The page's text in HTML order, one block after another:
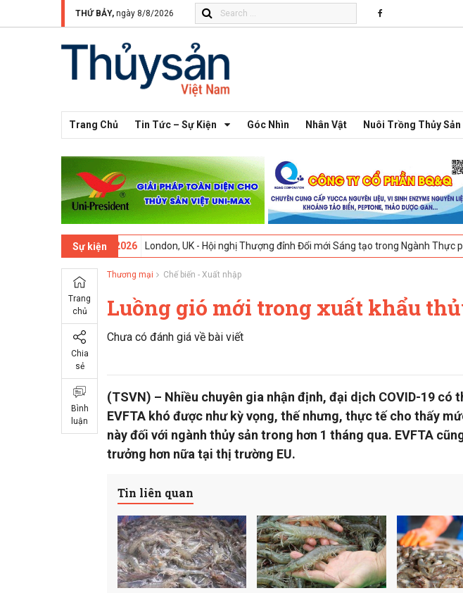
THỨ BẢY, ngày 8/8/2026
Trang Chủ Tin Tức – Sự Kiện Góc Nhìn Nhân Vật Nuôi Trồng Thủy Sản
Sự kiện
London, UK - Hội nghị Thượng đỉnh Đổi mới Sáng tạo trong Ngành Thực phẩm Thủy sản
Trang
chủ
Chia
sẻ
Bình
luận
Thương mại Chế biến - Xuất nhập
Luồng gió mới trong xuất khẩu
Chưa có đánh giá về bài viết
(TSVN) – Nhiều chuyên gia nhận định, đại dịch COVID-19 có
EVFTA khó được như kỳ vọng, thế nhưng, thực tế cho thấy
này đối với ngành thủy sản trong hơn 1 tháng qua. EVFTA
trưởng hơn nữa tại thị trường EU.
Tin liên quan